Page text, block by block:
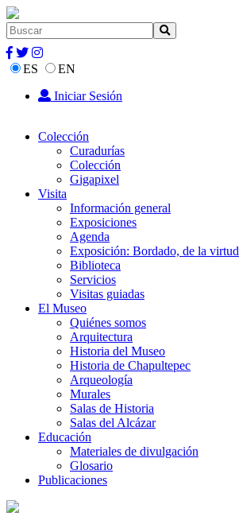
ES
EN
Iniciar Sesión
Colección
Curadurías
Colección
Gigapixel
Visita
Información general
Exposiciones
Agenda
Exposición: Bordado, de la virtud
Biblioteca
Servicios
Visitas guiadas
El Museo
Quiénes somos
Arquitectura
Historia del Museo
Historia de Chapultepec
Arqueología
Murales
Salas de Historia
Salas del Alcázar
Educación
Materiales de divulgación
Glosario
Publicaciones